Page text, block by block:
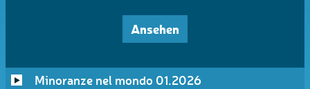
Ansehen
Minoranze nel mondo 01.2026